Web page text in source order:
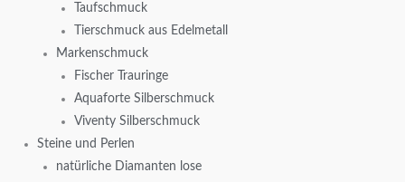
Taufschmuck
Tierschmuck aus Edelmetall
Markenschmuck
Fischer Trauringe
Aquaforte Silberschmuck
Viventy Silberschmuck
Steine und Perlen
natürliche Diamanten lose